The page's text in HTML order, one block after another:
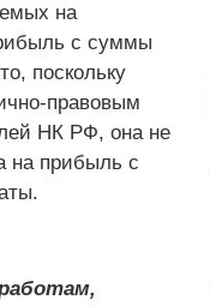
на
с суммы
поскольку
правовым
НК РФ, она не
на прибыль с